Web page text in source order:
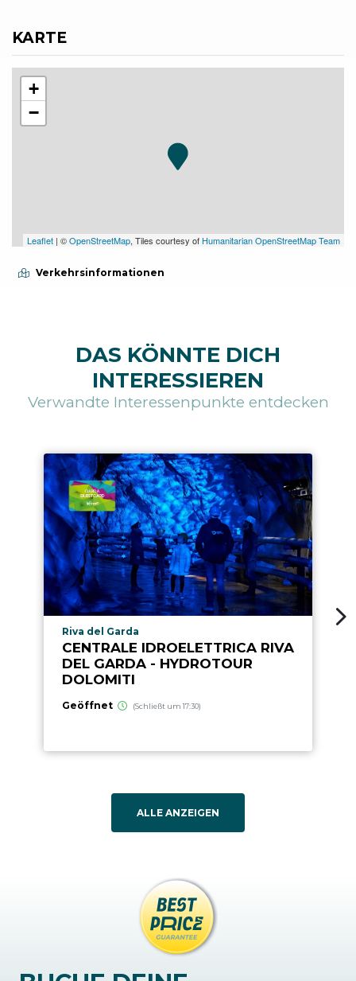
KARTE
+
−
Leaflet | ©OpenStreetMap, Tiles courtesy of Humanitarian OpenStreetMap Team
Verkehrsinformationen
DAS KÖNNTE DICH
INTERESSIEREN
Verwandte Interessenpunkte entdecken
aria.poi_location_prefix
Riva del Garda
CENTRALE IDROELETTRICA RIVA
DEL GARDA - HYDROTOUR
DOLOMITI
Geöffnet (Schließt um 17:30)
ALLE ANZEIGEN